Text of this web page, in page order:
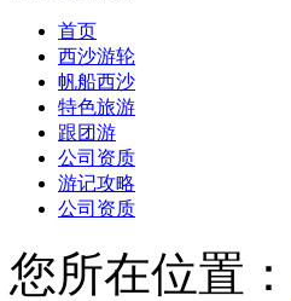
首页
西沙游轮
帆船西沙
特色旅游
跟团游
公司资质
游记攻略
公司资质
您所在位置：